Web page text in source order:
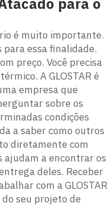
é muito importante.
para essa finalidade.
preço. Você precisa
A GLOSTAR é
empresa que
sobre os
condições
a saber como outros
diretamente com
ajudam a encontrar os
deles. Receber
com a GLOSTAR
seu projeto de